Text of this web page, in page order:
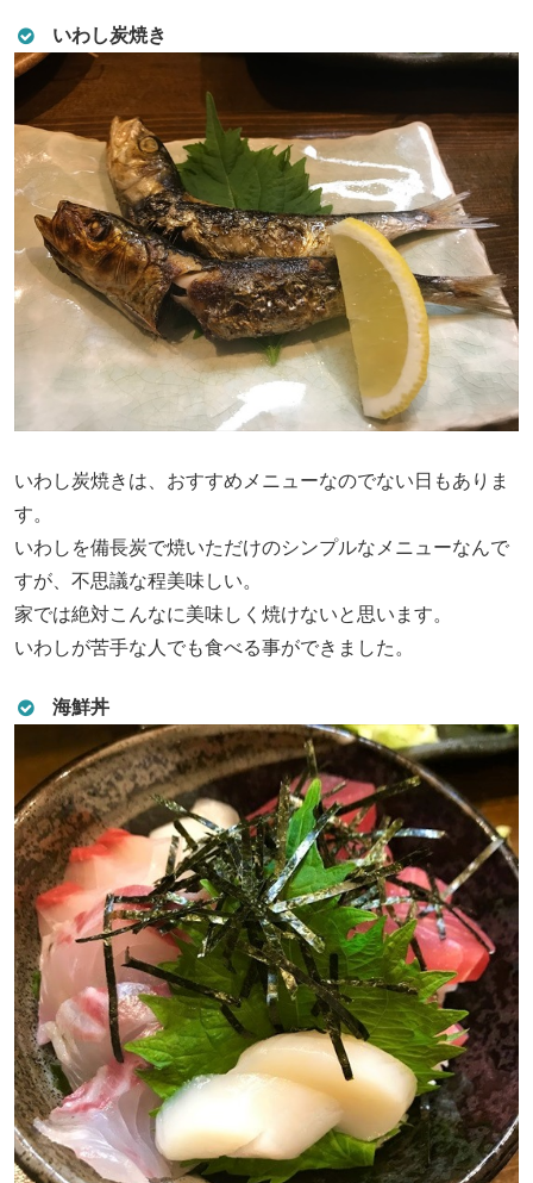
いわし炭焼き
いわし炭焼きは、おすすめメニューなのでない日もありま
す。
いわしを備長炭で焼いただけのシンプルなメニューなんで
すが、不思議な程美味しい。
家では絶対こんなに美味しく焼けないと思います。
いわしが苦手な人でも食べる事ができました。
海鮮丼